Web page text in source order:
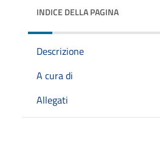
INDICE DELLA PAGINA
Descrizione
A cura di
Allegati